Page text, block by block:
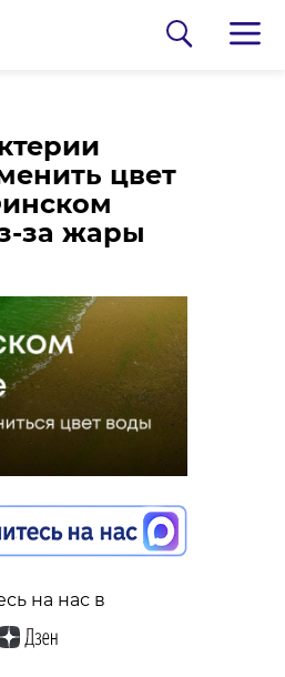
цвет
за жары
на нас в
в
за
без
на нас в
в
более 600
такси
на нас в